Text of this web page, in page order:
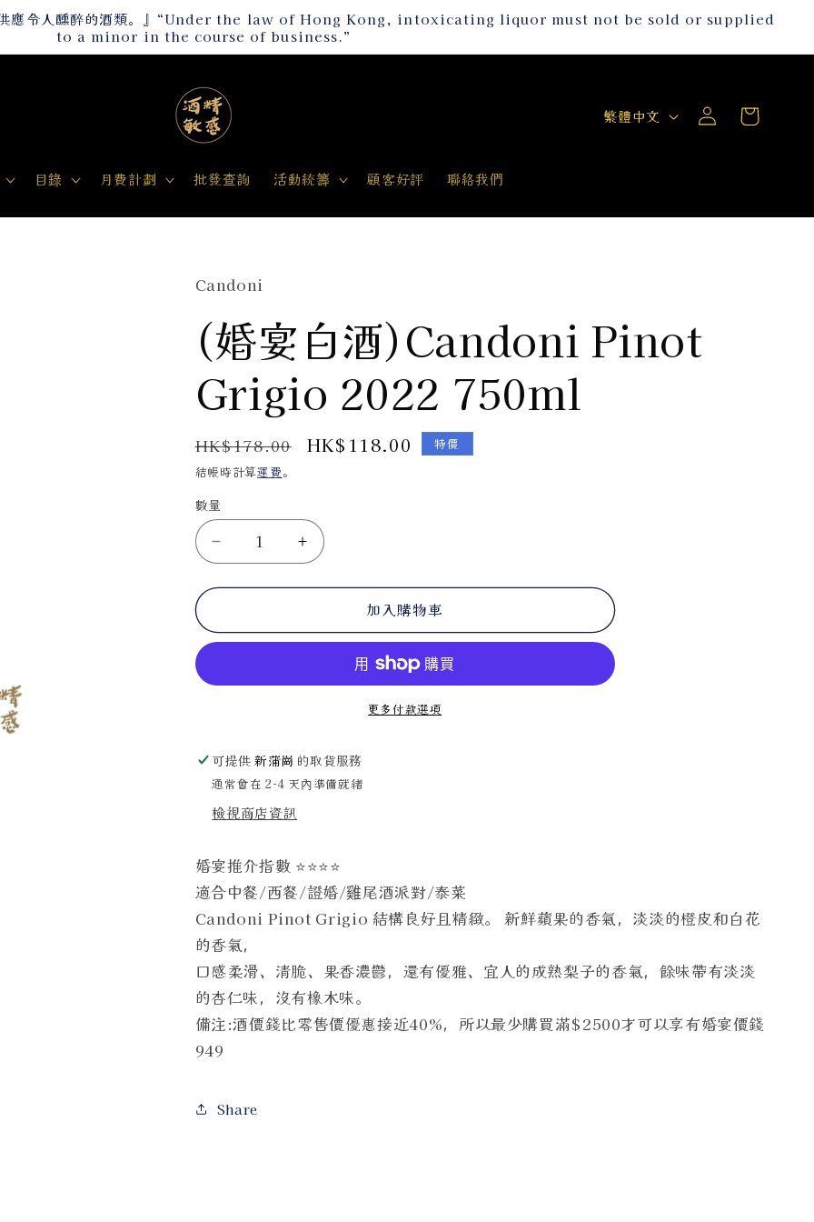
或供應令人醺醉的酒類。』“Under the law of Hong Kong, intoxicating liquor must not be sold or supplied
to a minor in the course of business.”
目錄 月費計劃 批發查詢 活動統籌 顧客好評 聯絡我們
語
繁體中文
登
入
物
Candoni
(婚宴白酒)Candoni Pinot
Grigio 2022 750ml
定
價
HK$178.00
售
HK$118.00
特價
結帳時計算運費。
數量
酒)Candoni
Pinot
2022
量
減
少
(婚
酒)Candoni
Pinot
2022
量
增
加入購物車
更多付款選項
可提供新蒲崗 的取貨服務
通常會在 2-4 天內準備就緒
檢視商店資訊
婚宴推介指數 ⭐️⭐️⭐️⭐️
適合中餐/西餐/證婚/雞尾酒派對/泰菜
Candoni Pinot Grigio 結構良好且精緻。 新鮮蘋果的香氣，淡淡的橙皮和白花
的香氣，
口感柔滑、清脆、果香濃鬱，還有優雅、宜人的成熟梨子的香氣，餘味帶有淡淡
的杏仁味，沒有橡木味。
備注:酒價錢比零售價優惠接近40%，所以最少購買滿$2500才可以享有婚宴價錢
949
Share